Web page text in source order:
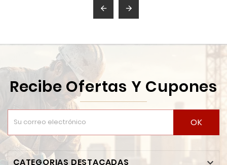
 
Recibe Ofertas Y Cupones
OK
CATEGORIAS DESTACADAS